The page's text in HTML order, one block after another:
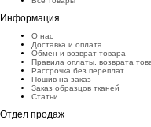
Информация
О нас
Доставка и оплата
Обмен и возврат товара
Правила оплаты, возврата
Рассрочка без переплат
Пошив на заказ
Заказ образцов тканей
Статьи
Отдел продаж